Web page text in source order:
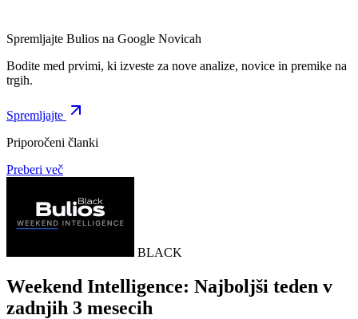
Spremljajte Bulios na Google Novicah
Bodite med prvimi, ki izveste za nove analize, novice in premike na
trgih.
Spremljajte
Priporočeni članki
Preberi več
BLACK
Weekend Intelligence: Najboljši teden v
zadnjih 3 mesecih